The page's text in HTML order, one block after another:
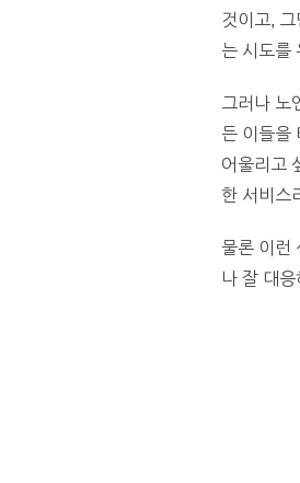
것이고,
는 시도를
그러나 노
든 이들을
어울리고
한 서비스
물론 이런
나 잘 대